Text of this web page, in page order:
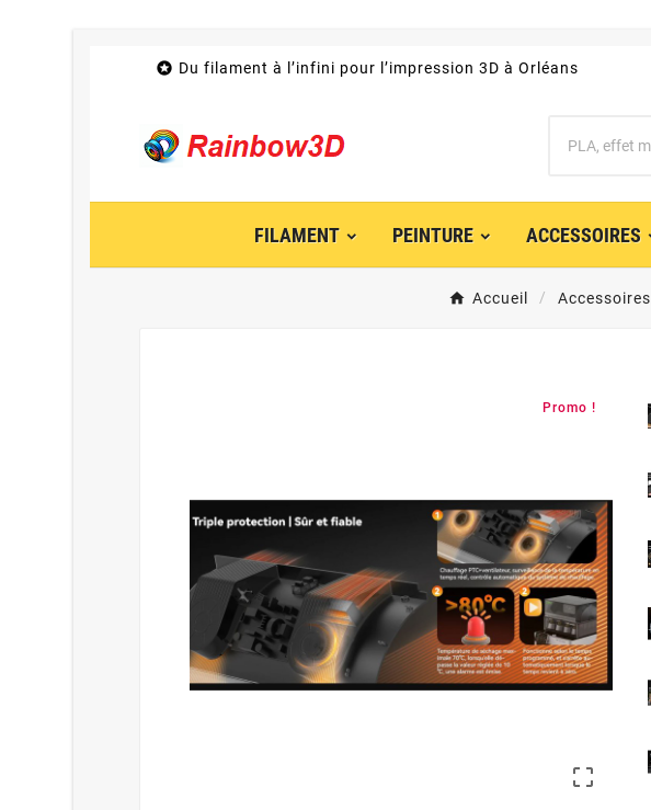
 Du filament à l’infini pour l’impression 3D à Orléans
FILAMENT PEINTURE ACCESSOIRES
Accueil Accessoires
Promo !
